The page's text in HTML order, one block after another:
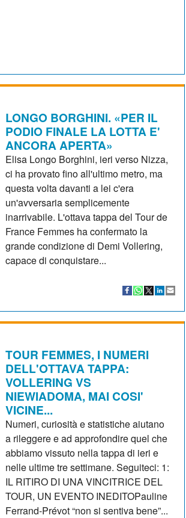
LONGO BORGHINI. «PER IL
PODIO FINALE LA LOTTA E'
ANCORA APERTA»
Elisa Longo Borghini, ieri verso Nizza,
ci ha provato fino all'ultimo metro, ma
questa volta davanti a lei c'era
un'avversaria semplicemente
inarrivabile. L'ottava tappa del Tour de
France Femmes ha confermato la
grande condizione di Demi Vollering,
capace di conquistare...
TOUR FEMMES, I NUMERI
DELL'OTTAVA TAPPA:
VOLLERING VS
NIEWIADOMA, MAI COSI'
VICINE...
Numeri, curiosità e statistiche aiutano
a rileggere e ad approfondire quel che
abbiamo vissuto nella tappa di ieri e
nelle ultime tre settimane. Seguiteci: 1:
IL RITIRO DI UNA VINCITRICE DEL
TOUR, UN EVENTO INEDITOPauline
Ferrand-Prévot “non si sentiva bene”...